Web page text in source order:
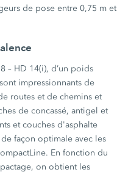
de pose entre 0,75 m et
– HD 14(i), d’un poids
impressionnants de
routes et de chemins et
de concassé, antigel et
et couches d'asphalte
façon optimale avec les
En fonction du
on obtient les